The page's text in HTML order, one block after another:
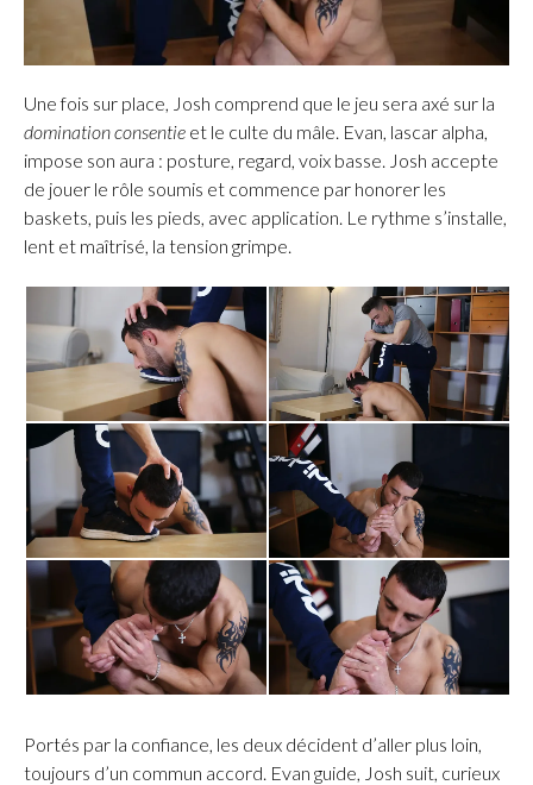
Une fois sur place, Josh comprend que le jeu sera axé sur la
domination consentie et le culte du mâle. Evan, lascar alpha,
impose son aura : posture, regard, voix basse. Josh accepte
de jouer le rôle soumis et commence par honorer les
baskets, puis les pieds, avec application. Le rythme s’installe,
lent et maîtrisé, la tension grimpe.
Portés par la confiance, les deux décident d’aller plus loin,
toujours d’un commun accord. Evan guide, Josh suit, curieux